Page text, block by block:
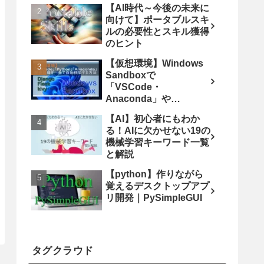
【AI時代～今後の未来に
向けて】ポータブルスキ
ルの必要性とスキル獲得
のヒント
【仮想環境】Windows
Sandboxで
「VSCode・
Anaconda」や
Python開発環境を一発
で自動構築する方法
【AI】初心者にもわか
る！AIに欠かせない19の
機械学習キーワード一覧
と解説
【python】作りながら
覚えるデスクトップアプ
リ開発｜PySimpleGUI
タグクラウド